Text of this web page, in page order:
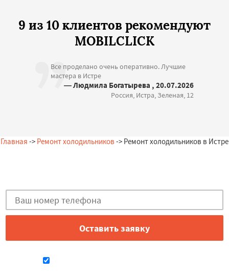
9 из 10 клиентов рекомендуют
MOBILCLICK
Все проделано очень оперативно. Лучшие
мастера в Истре
— Людмила Богатырева , 20.07.2026
Россия, Истра, Зеленая, 12
Главная -> Ремонт холодильников -> Ремонт холодильников в Истре